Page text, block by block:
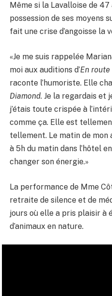
Même si la Lavalloise de
possession de ses moyens
fait une crise d’angoisse la
«Je me suis rappelée
moi aux auditions d’En route
raconte l’humoriste. Elle
Diamond. Je la regardais et
j’étais toute crispée à
comme ça. Elle est
tellement. Le matin de mon
à 5h du matin dans l’hôtel
changer son énergie.»
La performance de Mme
retraite de silence et de
jours où elle a pris plaisir à
d’animaux en nature.